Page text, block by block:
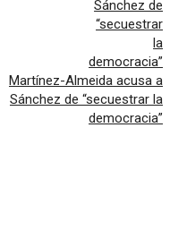
Martínez-Almeida acusa a
Sánchez de “secuestrar la
democracia”